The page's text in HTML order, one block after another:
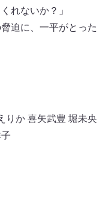
れないか？」
迫に、一平がとった
りか 喜矢武豊 堀未央